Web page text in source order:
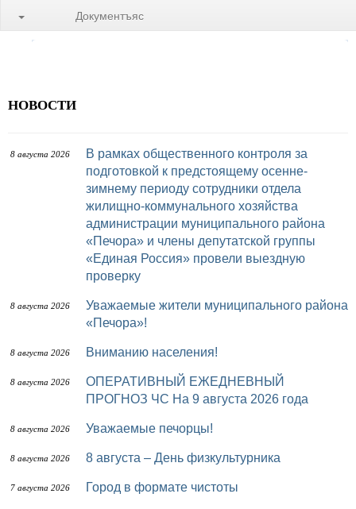
Документъяс
НОВОСТИ
8 августа 2026
В рамках общественного контроля за
подготовкой к предстоящему осенне-
зимнему периоду сотрудники отдела
жилищно-коммунального хозяйства
администрации муниципального района
«Печора» и члены депутатской группы
«Единая Россия» провели выездную
проверку
8 августа 2026
Уважаемые жители муниципального района
«Печора»!
8 августа 2026 Вниманию населения!
8 августа 2026
ОПЕРАТИВНЫЙ ЕЖЕДНЕВНЫЙ
ПРОГНОЗ ЧС На 9 августа 2026 года
8 августа 2026 Уважаемые печорцы!
8 августа 2026 8 августа – День физкультурника
7 августа 2026 Город в формате чистоты